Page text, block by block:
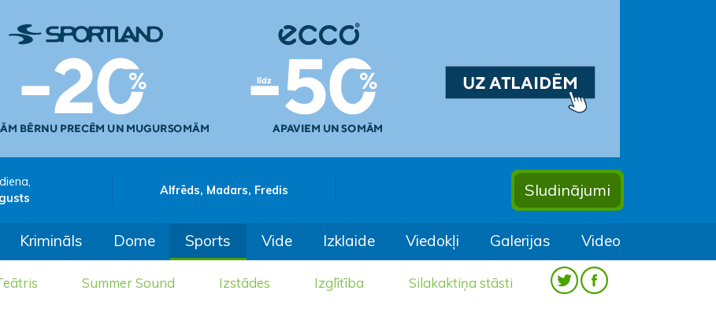
Alfrēds, Madars, Fredis Sludinājumi
Krimināls Dome Sports Vide Izklaide Viedokļi Galerijas Video
Summer Sound Izstādes Izglītība Silakaktiņa stāsti